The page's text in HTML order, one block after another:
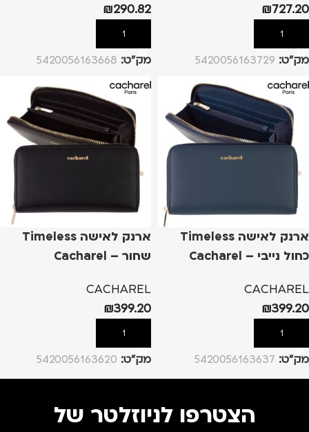
₪727.20
הוספה לסל
מק”ט: 5420056163729
₪290.82
הוספה לסל
מק”ט: 5420056163668
ארנק לאישה Timeless
כחול נייבי – Cacharel
CACHAREL
₪399.20
הוספה לסל
מק”ט: 5420056163637
ארנק לאישה Timeless
שחור – Cacharel
CACHAREL
₪399.20
הוספה לסל
מק”ט: 5420056163620
הצטרפו לניוזלטר של